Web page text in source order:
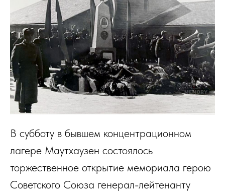
В субботу в бывшем концентрационном
лагере Маутхаузен состоялось
торжественное открытие мемориала герою
Советского Союза генерал-лейтенанту